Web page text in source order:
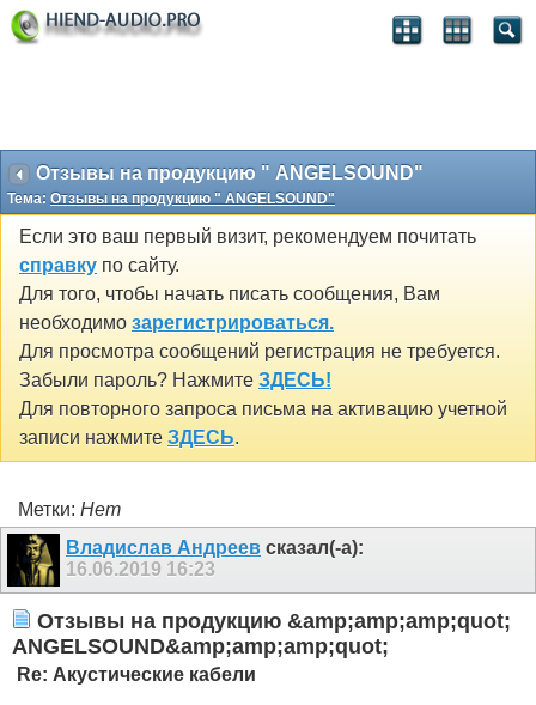
Отзывы на продукцию " ANGELSOUND"
Тема: Отзывы на продукцию " ANGELSOUND"
Если это ваш первый визит, рекомендуем почитать
справку по сайту.
Для того, чтобы начать писать сообщения, Вам
необходимо зарегистрироваться.
Для просмотра сообщений регистрация не требуется.
Забыли пароль? Нажмите ЗДЕСЬ!
Для повторного запроса письма на активацию учетной
записи нажмите ЗДЕСЬ.
Метки: Нет
Владислав Андреев сказал(-а):
16.06.2019 16:23
Отзывы на продукцию &amp;amp;amp;quot;
ANGELSOUND&amp;amp;amp;quot;
Re: Акустические кабели